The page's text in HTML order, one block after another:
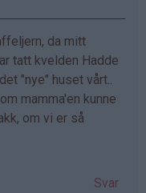
da mitt
tatt kvelden Hadde
"nye" huset vårt..
mamma'en kunne
om vi er så
Svar